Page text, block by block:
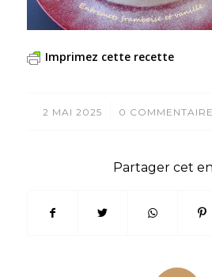
Imprimez cette recette
2 MAI 2025
/ 0 /
Partager cet